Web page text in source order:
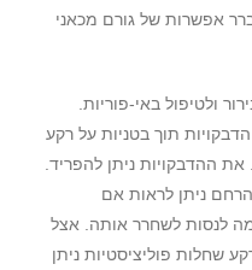
אפשרות של גורם מכאני
ולטיפול באי-פוריות.
תוך בטניות על רקע
את ההדבקויות ניתן להפריד.
ניתן לראות אם
לנסות לשחרר אותה. אצל
שחלות פוליציסטיות ניתן